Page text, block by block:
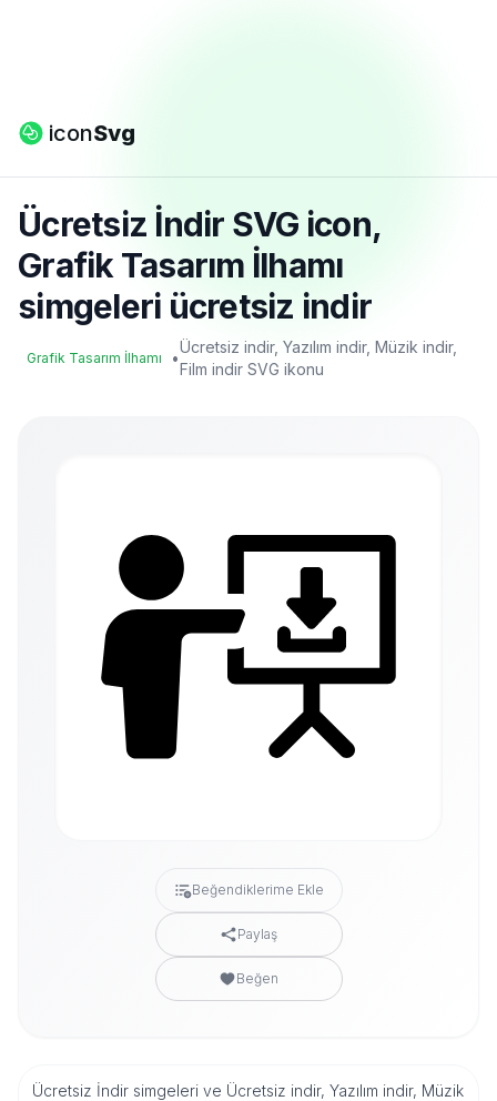
iconSvg
Ücretsiz İndir SVG icon,
Grafik Tasarım İlhamı
simgeleri ücretsiz indir
Grafik Tasarım İlhamı •
Ücretsiz indir, Yazılım indir, Müzik indir,
Film indir SVG ikonu
Beğendiklerime Ekle
Paylaş
Beğen
Ücretsiz İndir simgeleri ve Ücretsiz indir, Yazılım indir, Müzik